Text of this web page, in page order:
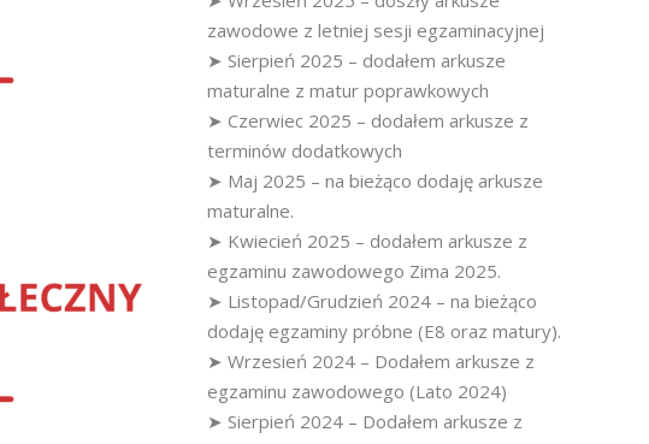
zawodowe z letniej sesji egzaminacyjnej
➤ Sierpień 2025 – dodałem arkusze
maturalne z matur poprawkowych
➤ Czerwiec 2025 – dodałem arkusze z
terminów dodatkowych
➤ Maj 2025 – na bieżąco dodaję arkusze
maturalne.
➤ Kwiecień 2025 – dodałem arkusze z
egzaminu zawodowego Zima 2025.
➤ Listopad/Grudzień 2024 – na bieżąco
dodaję egzaminy próbne (E8 oraz matury).
➤ Wrzesień 2024 – Dodałem arkusze z
egzaminu zawodowego (Lato 2024)
➤ Sierpień 2024 – Dodałem arkusze z